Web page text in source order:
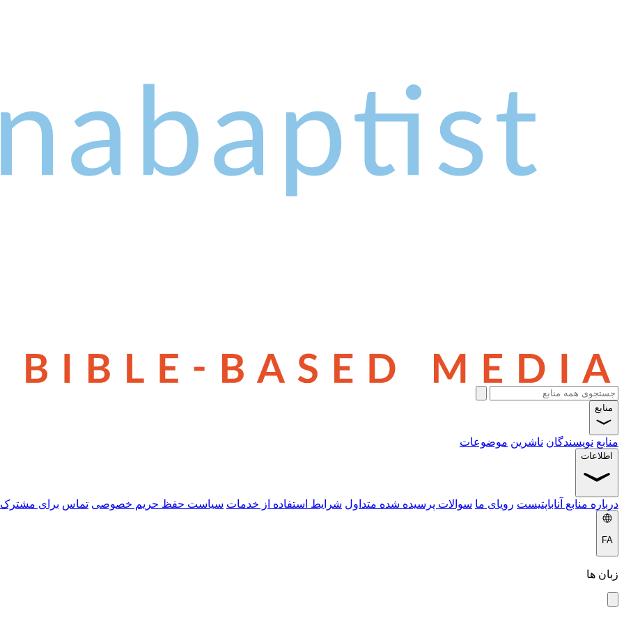
منابع
منابع نویسندگان ناشرین موضوعات
اطلاعات
درباره منابع آناباپتیست رویای ما سوالات پرسیده شده متداول شرایط استفاده از خدمات سیاست حفظ حریم خصوصی تماس برای
FA
زبان ها